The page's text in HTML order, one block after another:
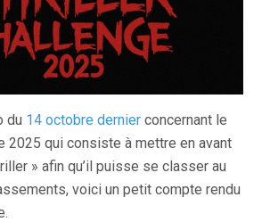
du 14 octobre dernier concernant le
2025 qui consiste à mettre en avant
» afin qu’il puisse se classer au
voici un petit compte rendu